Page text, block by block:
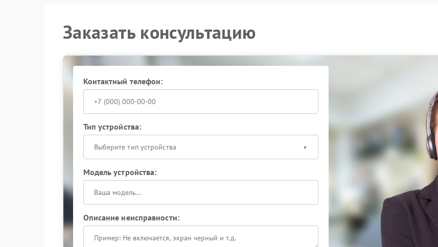
Заказать консультацию
Контактный телефон:
Тип устройства:
Выберите тип устройства
Модель устройства:
Описание неисправности: